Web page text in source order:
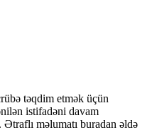
təqdim etmək üçün
istifadəni davam
Ətraflı məlumatı buradan əldə